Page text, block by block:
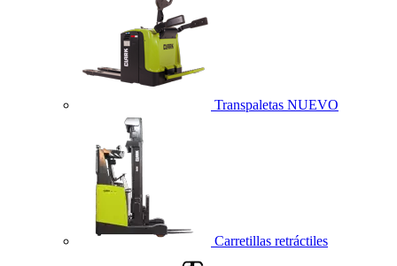
Transpaletas NUEVO
Carretillas retráctiles